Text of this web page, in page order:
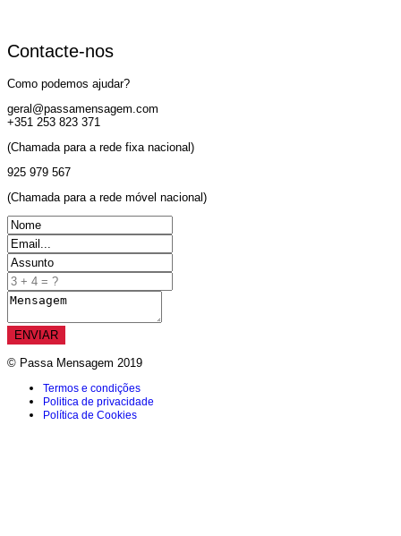
Contacte-nos
Como podemos ajudar?
geral@passamensagem.com
+351 253 823 371
(Chamada para a rede fixa nacional)
925 979 567
(Chamada para a rede móvel nacional)
© Passa Mensagem 2019
Termos e condições
Politica de privacidade
Política de Cookies